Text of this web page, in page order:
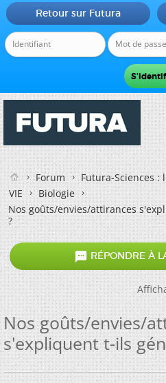
Retour sur Futura
Forum
Futura-Sciences :
VIE
Biologie
Nos goûts/envies/attirances
?
 RÉPONDRE À
Nos goûts/envies/
s'expliquent t-ils